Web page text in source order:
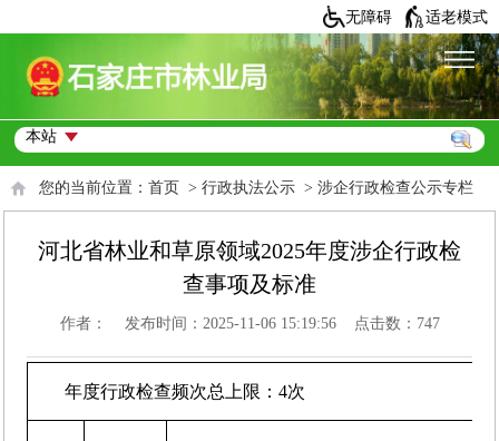
无障碍 适老模式
您的当前位置： 首页 > 行政执法公示 > 涉企行政检查公示专栏
河北省林业和草原领域2025年度涉企行政检
查事项及标准
作者： 发布时间：2025-11-06 15:19:56 点击数： 747
年度行政检查频次总上限：4次